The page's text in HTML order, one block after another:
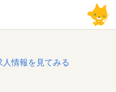
情報を見てみる